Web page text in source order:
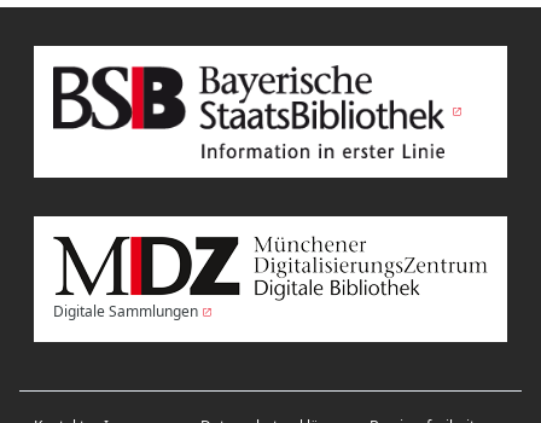
Digitale Sammlungen